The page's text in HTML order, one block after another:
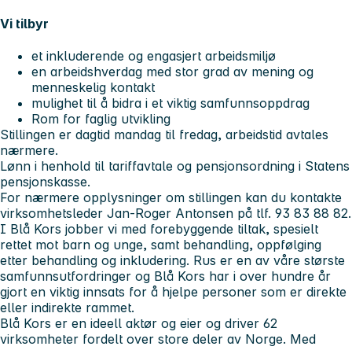
Vi tilbyr
et inkluderende og engasjert arbeidsmiljø
en arbeidshverdag med stor grad av mening og
menneskelig kontakt
mulighet til å bidra i et viktig samfunnsoppdrag
Rom for faglig utvikling
Stillingen er dagtid mandag til fredag, arbeidstid avtales
nærmere.
Lønn i henhold til tariffavtale og pensjonsordning i Statens
pensjonskasse.
For nærmere opplysninger om stillingen kan du kontakte
virksomhetsleder Jan-Roger Antonsen på tlf. 93 83 88 82.
I Blå Kors jobber vi med forebyggende tiltak, spesielt
rettet mot barn og unge, samt behandling, oppfølging
etter behandling og inkludering. Rus er en av våre største
samfunnsutfordringer og Blå Kors har i over hundre år
gjort en viktig innsats for å hjelpe personer som er direkte
eller indirekte rammet.
Blå Kors er en ideell aktør og eier og driver 62
virksomheter fordelt over store deler av Norge. Med